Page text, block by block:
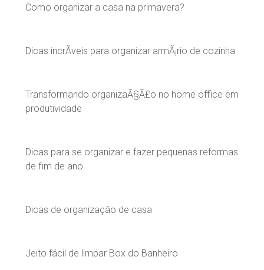
Como organizar a casa na primavera?
Dicas incrÃ­veis para organizar armÃ¡rio de cozinha
Transformando organizaÃ§Ã£o no home office em
produtividade
Dicas para se organizar e fazer pequenas reformas
de fim de ano
Dicas de organização de casa
Jeito fácil de limpar Box do Banheiro